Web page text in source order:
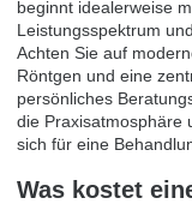
beginnt idealerweise
Leistungsspektrum
Achten Sie auf
Röntgen und eine
persönliches
die Praxisatmosphäre
sich für eine
Was kostet